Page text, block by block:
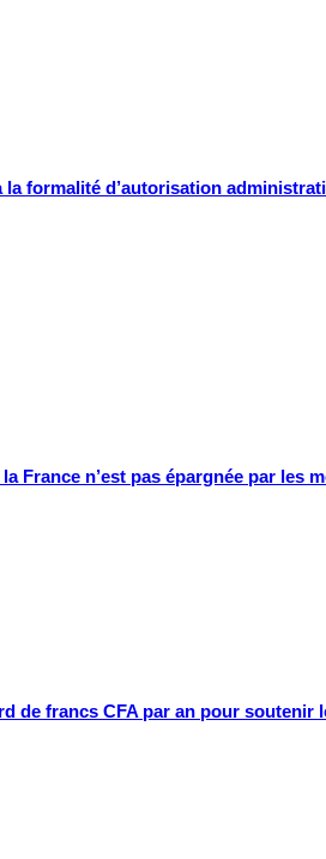
formalité d’autorisation
France n’est pas épargnée par les
de francs CFA par an pour soutenir